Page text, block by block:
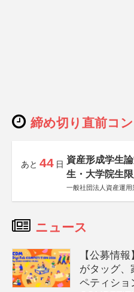
締め切り直前コ
あと 44 日 資産形成学生
生・大学院生限
一般社団法人資産運用
ニュース
【公募情
がタッグ、
ペティショ